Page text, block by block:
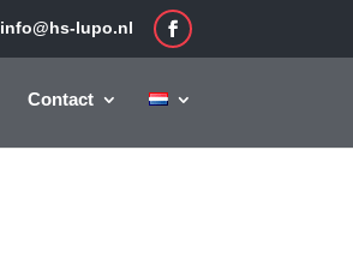
info@hs-lupo.nl
Contact